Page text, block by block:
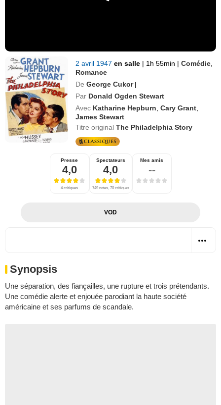
2 avril 1947en salle | 1h 55min | Comédie
Romance
De George Cukor |
Par Donald Ogden Stewart
Avec Katharine Hepburn ,Cary Grant
James Stewart
Titre originalThe Philadelphia Story
Presse
4,0
4 critiques
Spectateurs
4,0
749 notes, 70 critiques
Mes amis
--
VOD
Synopsis
Une séparation, des fiançailles, une rupture et trois prétendants.
Une comédie alerte et enjouée parodiant la haute société
américaine et ses parfums de scandale.